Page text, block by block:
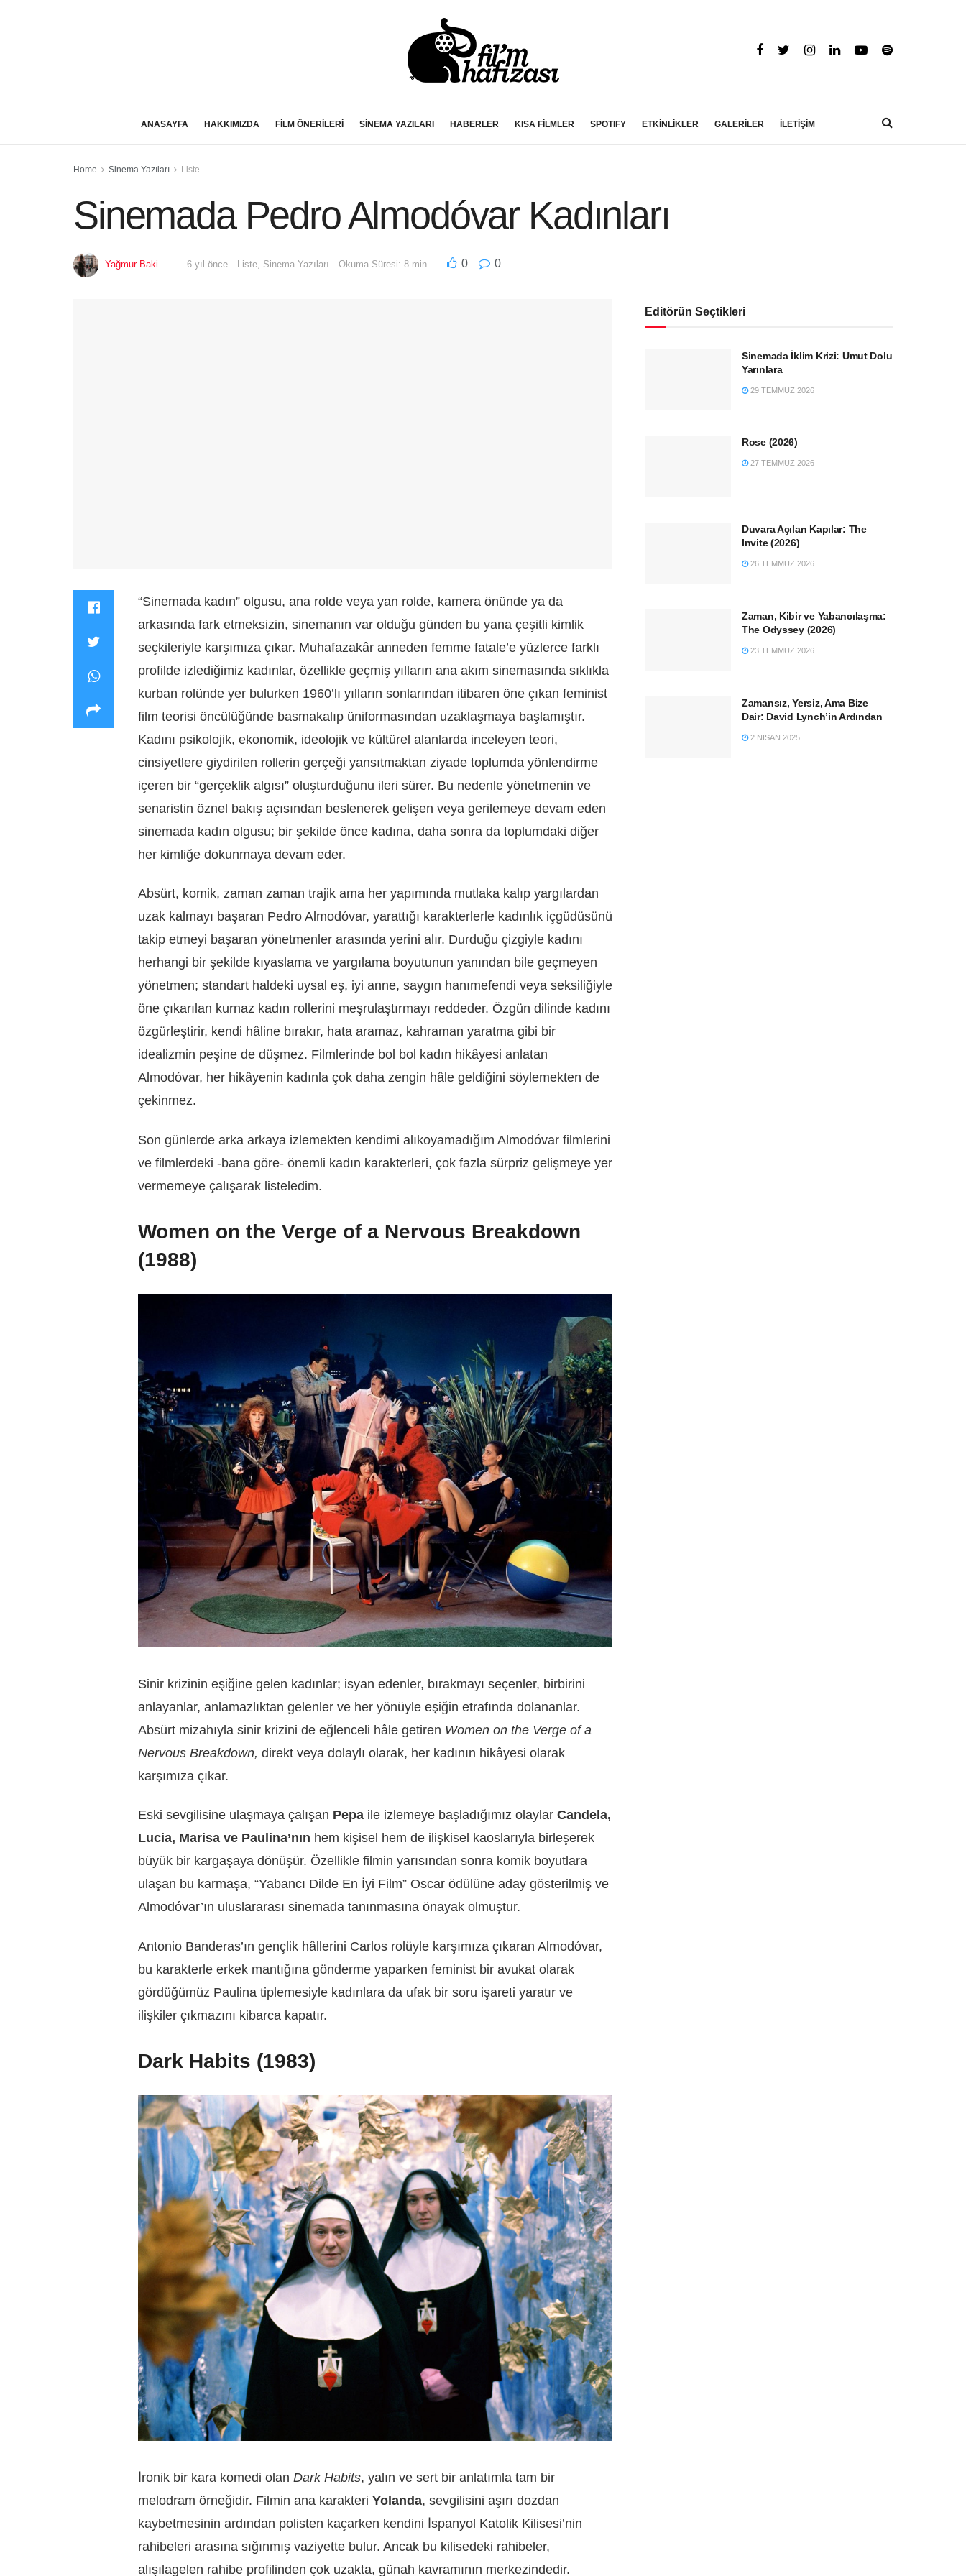
ANASAYFA HAKKIMIZDA FİLM ÖNERİLERİ SİNEMA YAZILARI HABERLER KISA FİLMLER SPOTIFY ETKİNLİKLER GALERİLER İLETİŞİM
Home Sinema Yazıları Liste
Sinemada Pedro Almodóvar Kadınları
Yağmur Baki 6 yıl önce Liste Sinema Yazıları Okuma Süresi: 8 min 0 0
“Sinemada kadın” olgusu, ana rolde veya yan rolde, kamera önünde ya da
arkasında fark etmeksizin, sinemanın var olduğu günden bu yana çeşitli kimlik
seçkileriyle karşımıza çıkar. Muhafazakâr anneden femme fatale’e yüzlerce farklı
profilde izlediğimiz kadınlar, özellikle geçmiş yılların ana akım sinemasında sıklıkla
kurban rolünde yer bulurken 1960’lı yılların sonlarından itibaren öne çıkan feminist
film teorisi öncülüğünde basmakalıp üniformasından uzaklaşmaya başlamıştır.
Kadını psikolojik, ekonomik, ideolojik ve kültürel alanlarda inceleyen teori,
cinsiyetlere giydirilen rollerin gerçeği yansıtmaktan ziyade toplumda yönlendirme
içeren bir “gerçeklik algısı” oluşturduğunu ileri sürer. Bu nedenle yönetmenin ve
senaristin öznel bakış açısından beslenerek gelişen veya gerilemeye devam eden
sinemada kadın olgusu; bir şekilde önce kadına, daha sonra da toplumdaki diğer
her kimliğe dokunmaya devam eder.
Absürt, komik, zaman zaman trajik ama her yapımında mutlaka kalıp yargılardan
uzak kalmayı başaran Pedro Almodóvar, yarattığı karakterlerle kadınlık içgüdüsünü
takip etmeyi başaran yönetmenler arasında yerini alır. Durduğu çizgiyle kadını
herhangi bir şekilde kıyaslama ve yargılama boyutunun yanından bile geçmeyen
yönetmen; standart haldeki uysal eş, iyi anne, saygın hanımefendi veya seksiliğiyle
öne çıkarılan kurnaz kadın rollerini meşrulaştırmayı reddeder. Özgün dilinde kadını
özgürleştirir, kendi hâline bırakır, hata aramaz, kahraman yaratma gibi bir
idealizmin peşine de düşmez. Filmlerinde bol bol kadın hikâyesi anlatan
Almodóvar, her hikâyenin kadınla çok daha zengin hâle geldiğini söylemekten de
çekinmez.
Son günlerde arka arkaya izlemekten kendimi alıkoyamadığım Almodóvar filmlerini
ve filmlerdeki -bana göre- önemli kadın karakterleri, çok fazla sürpriz gelişmeye yer
vermemeye çalışarak listeledim.
Women on the Verge of a Nervous Breakdown
(1988)
Sinir krizinin eşiğine gelen kadınlar; isyan edenler, bırakmayı seçenler, birbirini
anlayanlar, anlamazlıktan gelenler ve her yönüyle eşiğin etrafında dolananlar.
Absürt mizahıyla sinir krizini de eğlenceli hâle getiren Women on the Verge of a
Nervous Breakdown, direkt veya dolaylı olarak, her kadının hikâyesi olarak
karşımıza çıkar.
Eski sevgilisine ulaşmaya çalışan Pepa ile izlemeye başladığımız olaylar Candela,
Lucia, Marisa ve Paulina’nın hem kişisel hem de ilişkisel kaoslarıyla birleşerek
büyük bir kargaşaya dönüşür. Özellikle filmin yarısından sonra komik boyutlara
ulaşan bu karmaşa, “Yabancı Dilde En İyi Film” Oscar ödülüne aday gösterilmiş ve
Almodóvar’ın uluslararası sinemada tanınmasına önayak olmuştur.
Antonio Banderas’ın gençlik hâllerini Carlos rolüyle karşımıza çıkaran Almodóvar,
bu karakterle erkek mantığına gönderme yaparken feminist bir avukat olarak
gördüğümüz Paulina tiplemesiyle kadınlara da ufak bir soru işareti yaratır ve
ilişkiler çıkmazını kibarca kapatır.
Dark Habits (1983)
İronik bir kara komedi olan Dark Habits, yalın ve sert bir anlatımla tam bir
melodram örneğidir. Filmin ana karakteri Yolanda, sevgilisini aşırı dozdan
kaybetmesinin ardından polisten kaçarken kendini İspanyol Katolik Kilisesi’nin
rahibeleri arasına sığınmış vaziyette bulur. Ancak bu kilisedeki rahibeler,
alışılagelen rahibe profilinden çok uzakta, günah kavramının merkezindedir.
Editörün Seçtikleri
Sinemada İklim Krizi: Umut Dolu
Yarınlara
29 TEMMUZ 2026
Rose (2026)
27 TEMMUZ 2026
Duvara Açılan Kapılar: The
Invite (2026)
26 TEMMUZ 2026
Zaman, Kibir ve Yabancılaşma:
The Odyssey (2026)
23 TEMMUZ 2026
Zamansız, Yersiz, Ama Bize
Dair: David Lynch’in Ardından
2 NISAN 2025